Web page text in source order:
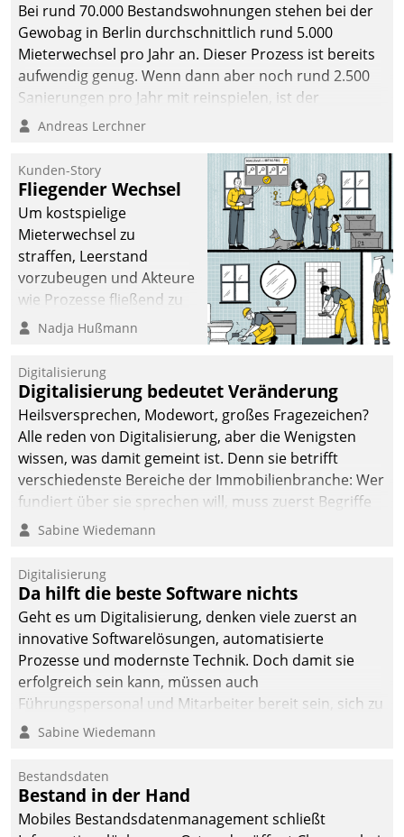
Bei rund 70.000 Bestandswohnungen stehen bei der
Gewobag in Berlin durchschnittlich rund 5.000
Mieterwechsel pro Jahr an. Dieser Prozess ist bereits
aufwendig genug. Wenn dann aber noch rund 2.500
Sanierungen pro Jahr mit reinspielen, ist der
Betreuungs- und Organisationsaufwand immens. Im
kommunale Wohnungsbauunternehmen daher
gemeinsam mit der Berliner Datatrain GmbH den
Teilprozess der Objektsanierung digitalisiert.
Andreas Lerchner
Kunden-Story
Fliegender Wechsel
Um kostspielige
Mieterwechsel zu
straffen, Leerstand
vorzubeugen und Akteure
wie Prozesse fließend zu
vernetzen, nutzt die
Jahresbeginn eine
Überblick, Einsicht und
Eingriff bietende Lösung.
Zur Entwicklung setzte
man auf
Cloudtechnologie,
bewährte und Startup-
agile Projektmethoden.
Nadja Hußmann
Digitalisierung
Digitalisierung bedeutet Veränderung
Heilsversprechen, Modewort, großes Fragezeichen?
Alle reden von Digitalisierung, aber die Wenigsten
wissen, was damit gemeint ist. Denn sie betrifft
verschiedenste Bereiche der Immobilienbranche: Wer
fundiert über sie sprechen will, muss zuerst Begriffe
klären. Ein Aspekt ist die betriebliche Optimierung:
Einsparungen durch optimierte und automatisierte
Prozesse. Doch man darf nicht zu viel erwarten: Allein
mit der Einführung einer neuen Software ist es nicht
getan. Die Digitalisierung erfordert von Unternehmen
die Bereitschaft, sich zu überprüfen, zu hinterfragen
und zu verändern.
Sabine Wiedemann
Digitalisierung
Da hilft die beste Software nichts
Geht es um Digitalisierung, denken viele zuerst an
innovative Softwarelösungen, automatisierte
Prozesse und modernste Technik. Doch damit sie
erfolgreich sein kann, müssen auch
Führungspersonal und Mitarbeiter bereit sein, sich zu
verändern und anzupassen, sonst werden sie an ihr
Sabine Wiedemann
Bestandsdaten
Bestand in der Hand
Mobiles Bestandsdatenmanagement schließt